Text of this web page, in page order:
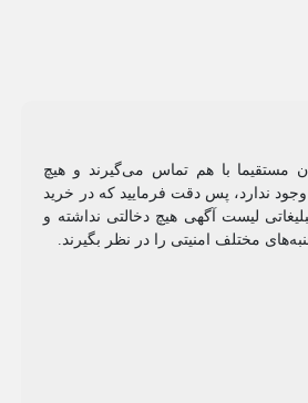
مستقیما با هم تماس می‌گیرند و هیچ
ندارد، پس دقت فرمایید که در خرید
لیست آگهی هیچ دخالتی نداشته و
مختلف امنیتی را در نظر بگیرند.